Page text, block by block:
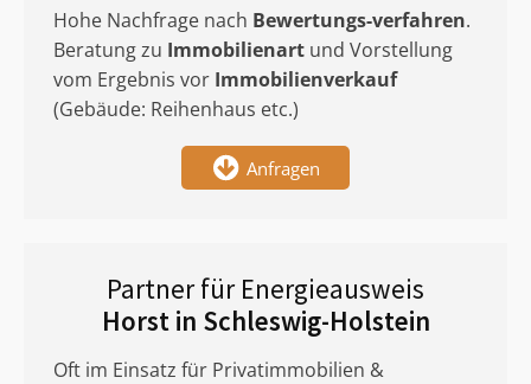
Hohe Nachfrage nach Bewertungs-verfahren.
Beratung zu Immobilienart und Vorstellung
vom Ergebnis vor Immobilienverkauf
(Gebäude: Reihenhaus etc.)
Anfragen
Partner für Energieausweis
Horst in Schleswig-Holstein
Oft im Einsatz für Privatimmobilien &